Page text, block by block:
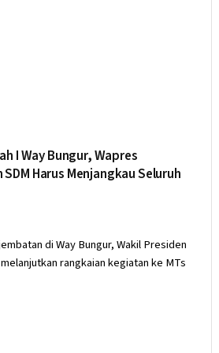
I Way Bungur, Wapres
Harus Menjangkau Seluruh
di Way Bungur, Wakil Presiden
rangkaian kegiatan ke MTs